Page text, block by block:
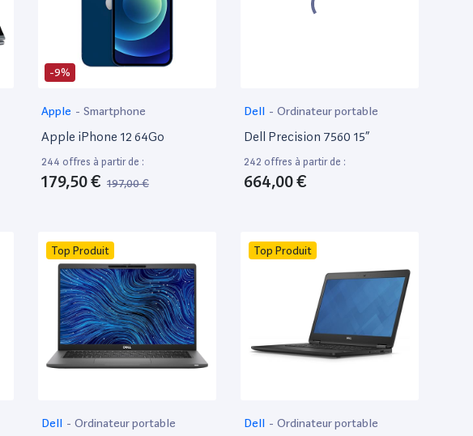
-9%
Apple - Smartphone
Apple iPhone 12 64Go
244 offres à partir de :
179,50 € 197,00 €
Dell - Ordinateur portable
Dell Precision 7560 15”
242 offres à partir de :
664,00 €
Top Produit
Dell - Ordinateur portable
Top Produit
Dell - Ordinateur portable